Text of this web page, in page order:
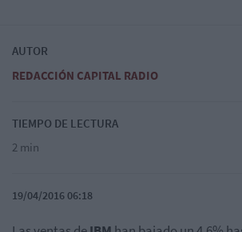
AUTOR
REDACCIÓN CAPITAL RADIO
TIEMPO DE LECTURA
2 min
19/04/2016 06:18